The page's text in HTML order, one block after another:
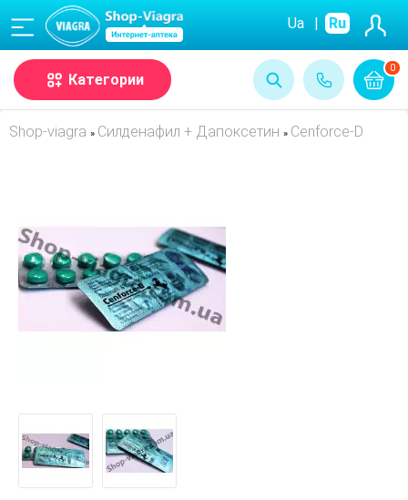
0
(068) Ua | Ru
Категории
Shop-viagra » Силденафил + Дапоксетин » Cenforce-D